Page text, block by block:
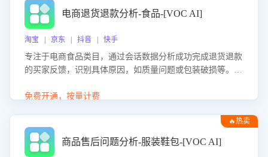
电商退货退款分析-食品-[VOC AI]
淘宝 | 京东 | 抖音 | 快手
专注于电商食品类目，通过会话数据分析成功完成退货退款
的买家反馈，识别具体原因，如质量问题或包装破损等。结
商家降低退款率，提升售后效率。
免费开通，按量计费
🔥热卖
商品售后问题分析-服装鞋包-[VOC AI]